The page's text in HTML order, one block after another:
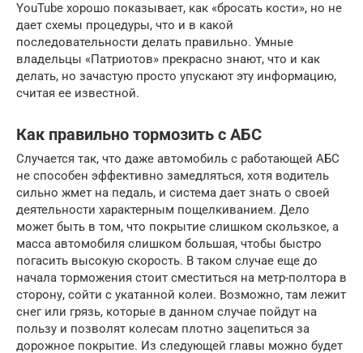
YouTube хорошо показывает, как «бросать кости», но не
дает схемы процедуры, что и в какой
последовательности делать правильно. Умные
владельцы «Патриотов» прекрасно знают, что и как
делать, но зачастую просто упускают эту информацию,
считая ее известной.
Как правильно тормозить с АБС
Случается так, что даже автомобиль с работающей АБС
не способен эффективно замедляться, хотя водитель
сильно жмет на педаль, и система дает знать о своей
деятельности характерным пощелкиванием. Дело
может быть в том, что покрытие слишком скользкое, а
масса автомобиля слишком большая, чтобы быстро
погасить высокую скорость. В таком случае еще до
начала торможения стоит сместиться на метр-полтора в
сторону, сойти с укатанной колеи. Возможно, там лежит
снег или грязь, которые в данном случае пойдут на
пользу и позволят колесам плотно зацепиться за
дорожное покрытие. Из следующей главы можно будет